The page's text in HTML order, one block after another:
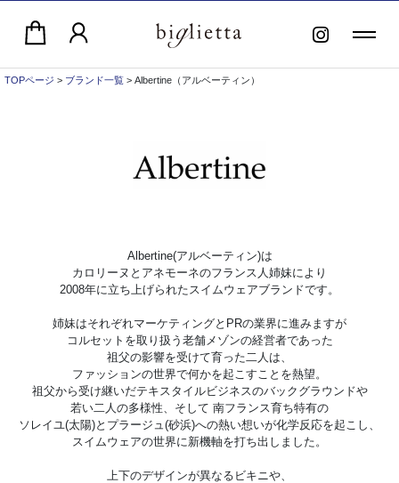
TOPページ > ブランド一覧 > Albertine（アルベーティン）
Albertine(アルベーティン)は
カロリーヌとアネモーネのフランス人姉妹により
2008年に立ち上げられたスイムウェアブランドです。
姉妹はそれぞれマーケティングとPRの業界に進みますが
コルセットを取り扱う老舗メゾンの経営者であった
祖父の影響を受けて育った二人は、
ファッションの世界で何かを起こすことを熱望。
祖父から受け継いだテキスタイルビジネスのバックグラウンドや
若い二人の多様性、そして 南フランス育ち特有の
ソレイユ(太陽)とプラージュ(砂浜)への熱い想いが化学反応を起こし、
スイムウェアの世界に新機軸を打ち出しました。
上下のデザインが異なるビキニや、